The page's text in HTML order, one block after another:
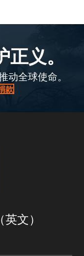
义。
动全球使命。
款
文）